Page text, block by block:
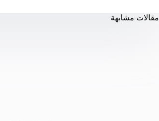
مقالات مشابهة